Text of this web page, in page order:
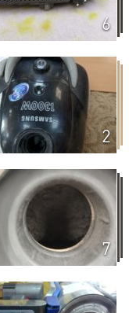
из
550 руб.)
руб. (Без
обратная
из
850 руб.)
км
6
2
7